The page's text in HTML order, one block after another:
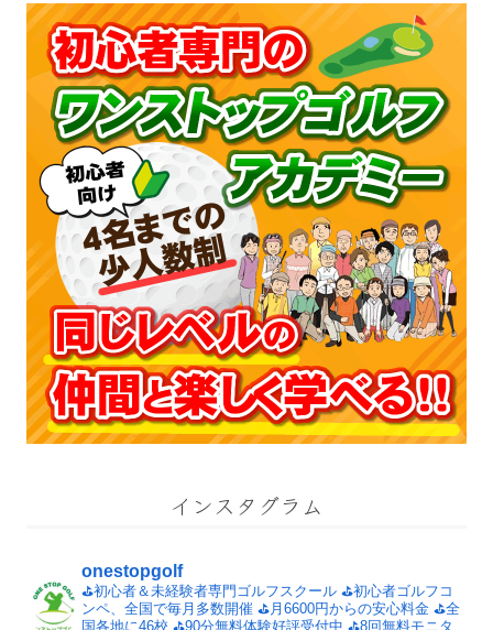
インスタグラム
onestopgolf
⛳️初心者＆未経験者専門ゴルフスクール ⛳️初心者ゴルフコ
ンペ、全国で毎月多数開催 ⛳️月6600円からの安心料金 ⛳️全
国各地に46校 ⛳️90分無料体験好評受付中 ⛳️8回無料モニタ